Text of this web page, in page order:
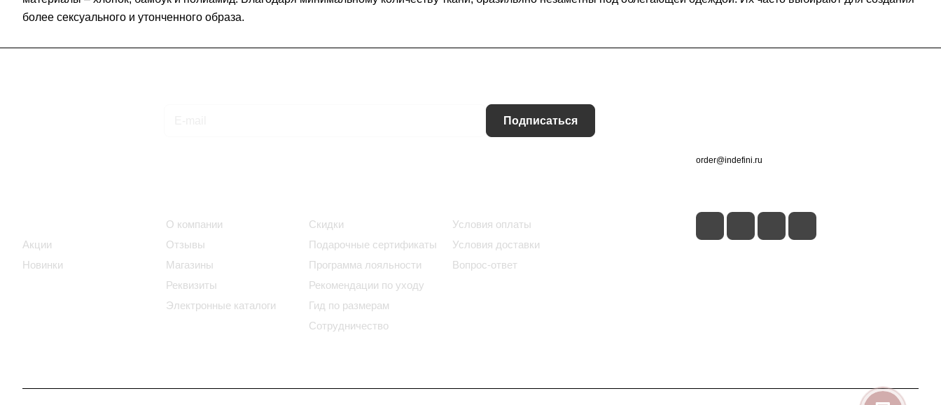
более сексуального и утонченного образа.
Подписаться
Акции
Новинки
О компании
Отзывы
Магазины
Реквизиты
Электронные каталоги
Скидки
Подарочные сертификаты
Программа лояльности
Рекомендации по уходу
Гид по размерам
Сотрудничество
Условия оплаты
Условия доставки
Вопрос-ответ
order@indefini.ru